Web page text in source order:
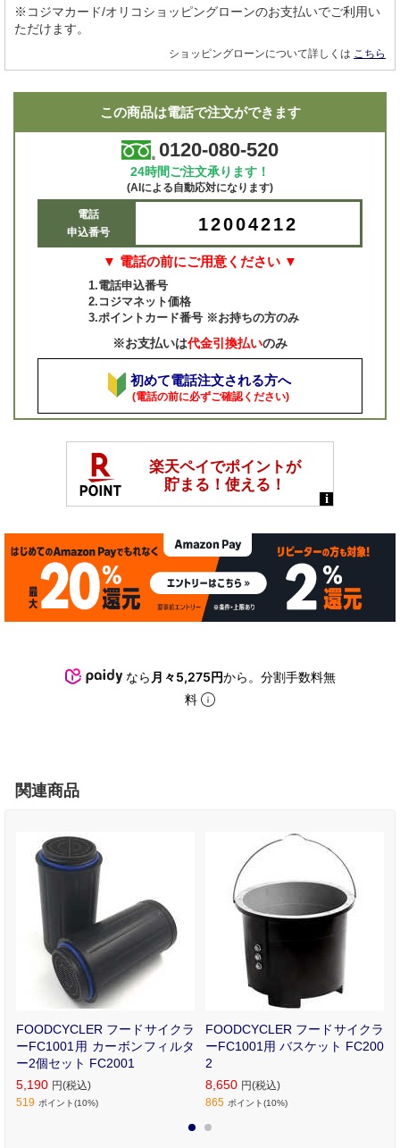
※コジマカード/オリコショッピングローンのお支払いでご利用い
ただけます。
ショッピングローンについて詳しくは こちら
この商品は電話で注文ができます
0120-080-520
24時間ご注文承ります！
(AIによる自動応対になります)
電話
申込番号
12004212
▼ 電話の前にご用意ください ▼
1.電話申込番号
2.コジマネット価格
3.ポイントカード番号 ※お持ちの方のみ
※お支払いは代金引換払いのみ
初めて電話注文される方へ
(電話の前に必ずご確認ください)
なら 月々5,275円から。分割手数料無
料
関連商品
FOODCYCLER フードサイクラ
ーFC1001用 カーボンフィルタ
ー2個セット FC2001
5,190 円(税込)
519 ポイント(10%)
FOODCYCLER フードサイクラ
ーFC1001用 バスケット FC200
2
8,650 円(税込)
865 ポイント(10%)